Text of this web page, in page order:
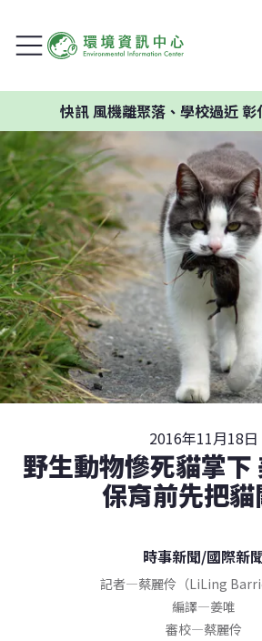
快訊風機離聚落、學校過近 彰化
2016年11月18日
野生動物慘死貓掌下
保育前先把
時事新聞/國際新
記者—蔡麗伶（LiLing
編譯—姜唯
審校—蔡麗伶